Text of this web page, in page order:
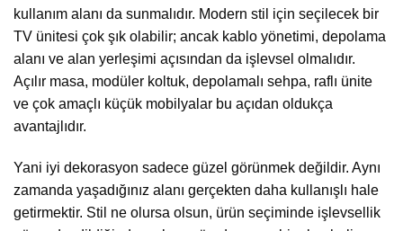
kullanım alanı da sunmalıdır. Modern stil için seçilecek bir
TV ünitesi çok şık olabilir; ancak kablo yönetimi, depolama
alanı ve alan yerleşimi açısından da işlevsel olmalıdır.
Açılır masa, modüler koltuk, depolamalı sehpa, raflı ünite
ve çok amaçlı küçük mobilyalar bu açıdan oldukça
avantajlıdır.
Yani iyi dekorasyon sadece güzel görünmek değildir. Aynı
zamanda yaşadığınız alanı gerçekten daha kullanışlı hale
getirmektir. Stil ne olursa olsun, ürün seçiminde işlevsellik